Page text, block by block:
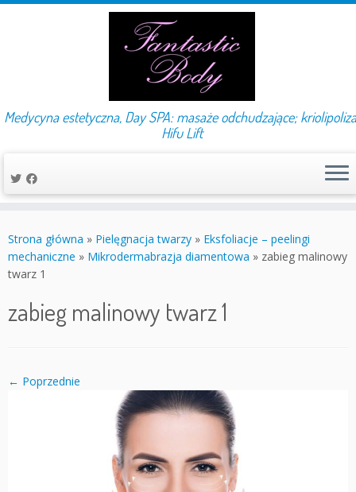
do
treści
Medycyna estetyczna, Day SPA: masaże odchudzające;
Hifu Lift
Strona główna » Pielęgnacja twarzy » Eksfoliacje – peelingi
mechaniczne » Mikrodermabrazja diamentowa » zabieg malinowy
twarz 1
zabieg malinowy twarz 1
← Poprzednie